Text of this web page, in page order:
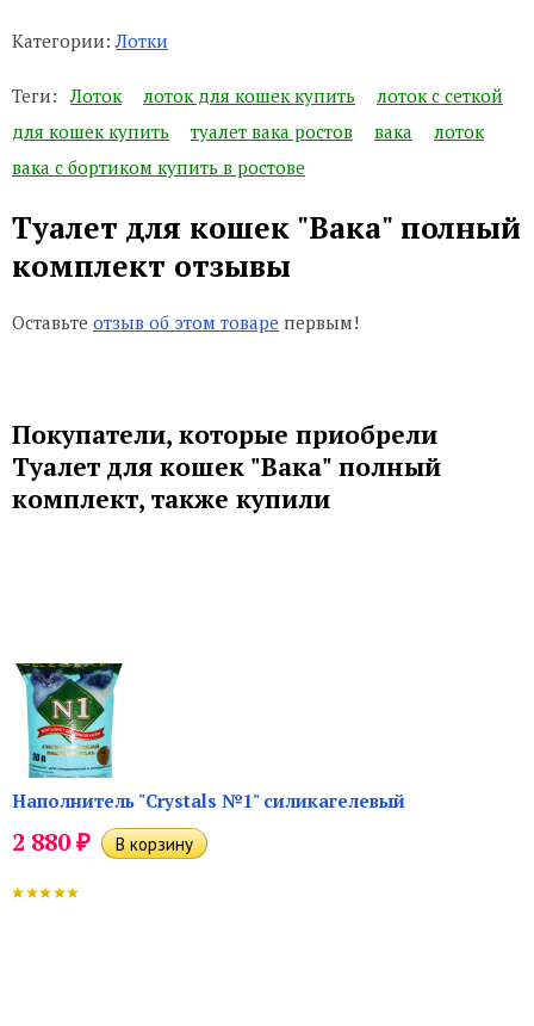
Категории:Лотки
Теги: Лоток лоток для кошек купить
лоток с сеткой
для кошек купить
туалет вака ростов вака
лоток
вака с бортиком купить в ростове
Туалет для кошек "Вака" полный
комплект отзывы
Оставьте отзыв об этом товаре первым!
Покупатели, которые приобрели
Туалет для кошек "Вака" полный
комплект, также купили
Наполнитель "Crystals №1" силикагелевый
2 880₽